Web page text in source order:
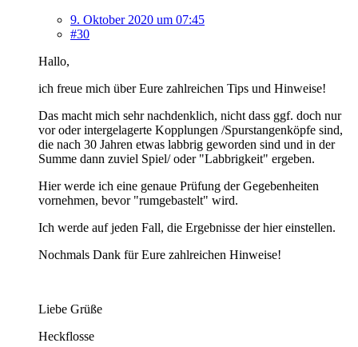
9. Oktober 2020 um 07:45
#30
Hallo,
ich freue mich über Eure zahlreichen Tips und Hinweise!
Das macht mich sehr nachdenklich, nicht dass ggf. doch nur
vor oder intergelagerte Kopplungen /Spurstangenköpfe sind,
die nach 30 Jahren etwas labbrig geworden sind und in der
Summe dann zuviel Spiel/ oder "Labbrigkeit" ergeben.
Hier werde ich eine genaue Prüfung der Gegebenheiten
vornehmen, bevor "rumgebastelt" wird.
Ich werde auf jeden Fall, die Ergebnisse der hier einstellen.
Nochmals Dank für Eure zahlreichen Hinweise!
Liebe Grüße
Heckflosse